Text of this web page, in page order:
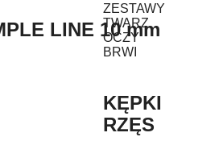
ZESTAWY
TWARZ
OCZY
BRWI
KĘPKI
RZĘS
LINE 10 mm